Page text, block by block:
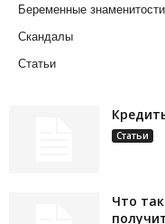
Беременные знаменитости
Скандалы
Статьи
Статьи
Что